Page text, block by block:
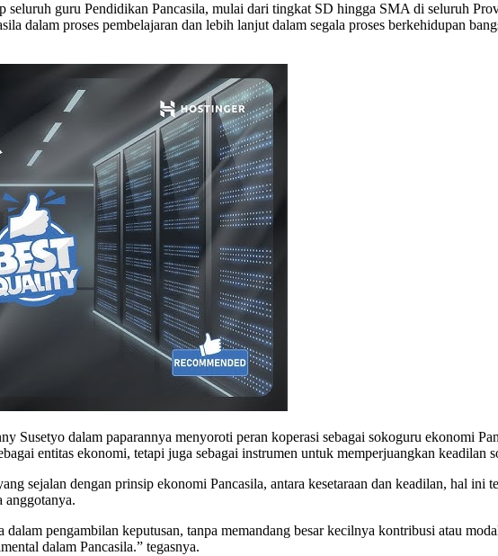
seluruh guru Pendidikan Pancasila, mulai dari tingkat SD hingga SMA di seluruh
dalam proses pembelajaran dan lebih lanjut dalam segala proses berkehidupan
Susetyo dalam paparannya menyoroti peran koperasi sebagai sokoguru ekonomi
entitas ekonomi, tetapi juga sebagai instrumen untuk memperjuangkan keadilan
sejalan dengan prinsip ekonomi Pancasila, antara kesetaraan dan keadilan, hal ini
anggotanya.
pengambilan keputusan, tanpa memandang besar kecilnya kontribusi atau
dalam Pancasila.” tegasnya.